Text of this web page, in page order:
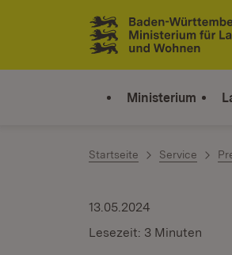
Zum Inhalt springen
Link zur Startseite
Ministerium
Startseite Service
13.05.2024
Lesezeit: 3 Minuten